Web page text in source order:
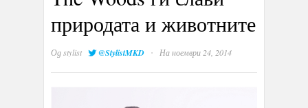
природата и животните
Одstylist @StylistMKD · На ноември 24, 2014